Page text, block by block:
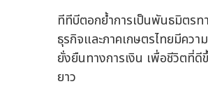
ทีทีบีตอกย้ำการเป็นพันธมิตรท
ธุรกิจและภาคเกษตรไทยมีคว
ยั่งยืนทางการเงิน เพื่อชีวิตที่
ยาว